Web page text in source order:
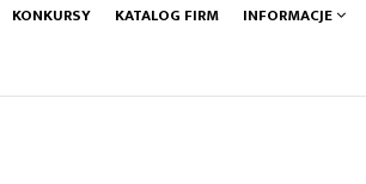
KONKURSY KATALOG FIRM INFORMACJE